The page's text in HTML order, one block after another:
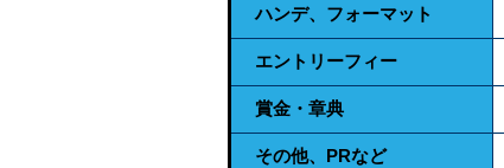
ハンデ、フォーマット
エントリーフィー
賞金・章典
その他、PRなど